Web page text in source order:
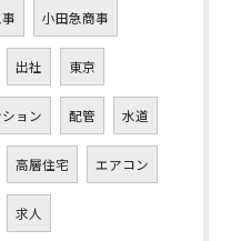
小田急商事
出社 東京
ョン 配管 水道
高層住宅 エアコン
求人